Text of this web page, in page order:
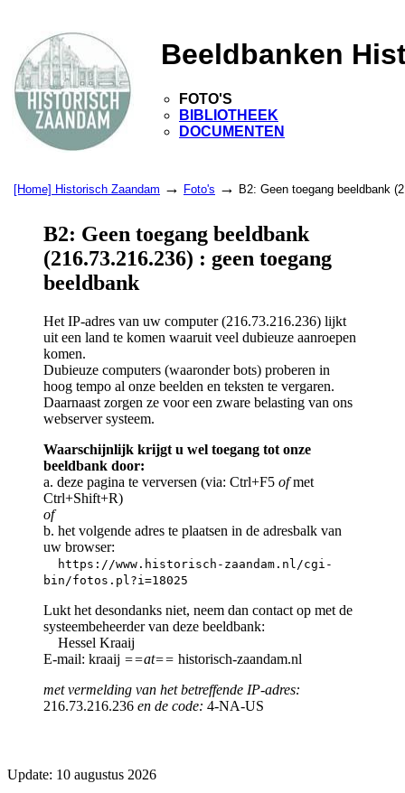
Beeldbanken
FOTO'S
BIBLIOTHEEK
DOCUMENTEN
[Home] Historisch Zaandam → Foto's → B2: Geen toegang beeldbank
B2: Geen toegang beeldbank
(216.73.216.236) : geen toegang
beeldbank
Het IP-adres van uw computer (216.73.216.236) lijkt
uit een land te komen waaruit veel dubieuze aanroepen
komen.
Dubieuze computers (waaronder bots) proberen in
hoog tempo al onze beelden en teksten te vergaren.
Daarnaast zorgen ze voor een zware belasting van ons
webserver systeem.
Waarschijnlijk krijgt u wel toegang tot onze
beeldbank door:
a. deze pagina te verversen (via: Ctrl+F5 ofmet
Ctrl+Shift+R)
of
b. het volgende adres te plaatsen in de adresbalk van
uw browser:
https://www.historisch-zaandam.nl/cgi-
bin/fotos.pl?i=18025
Lukt het desondanks niet, neem dan contact op met de
systeembeheerder van deze beeldbank:
Hessel Kraaij
E-mail: kraaij ==at== historisch-zaandam.nl
met vermelding van het betreffende IP-adres:
216.73.216.236 en de code: 4-NA-US
Update: 10 augustus 2026